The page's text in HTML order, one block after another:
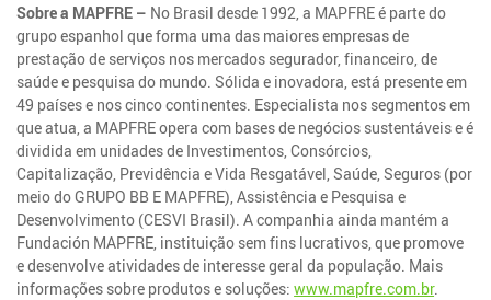
Sobre a MAPFRE – No Brasil desde 1992, a MAPFRE é parte do
grupo espanhol que forma uma das maiores empresas de
prestação de serviços nos mercados segurador, financeiro, de
saúde e pesquisa do mundo. Sólida e inovadora, está presente em
49 países e nos cinco continentes. Especialista nos segmentos em
que atua, a MAPFRE opera com bases de negócios sustentáveis e é
dividida em unidades de Investimentos, Consórcios,
Capitalização, Previdência e Vida Resgatável, Saúde, Seguros (por
meio do GRUPO BB E MAPFRE), Assistência e Pesquisa e
Desenvolvimento (CESVI Brasil). A companhia ainda mantém a
Fundación MAPFRE, instituição sem fins lucrativos, que promove
e desenvolve atividades de interesse geral da população. Mais
informações sobre produtos e soluções:www.mapfre.com.br.